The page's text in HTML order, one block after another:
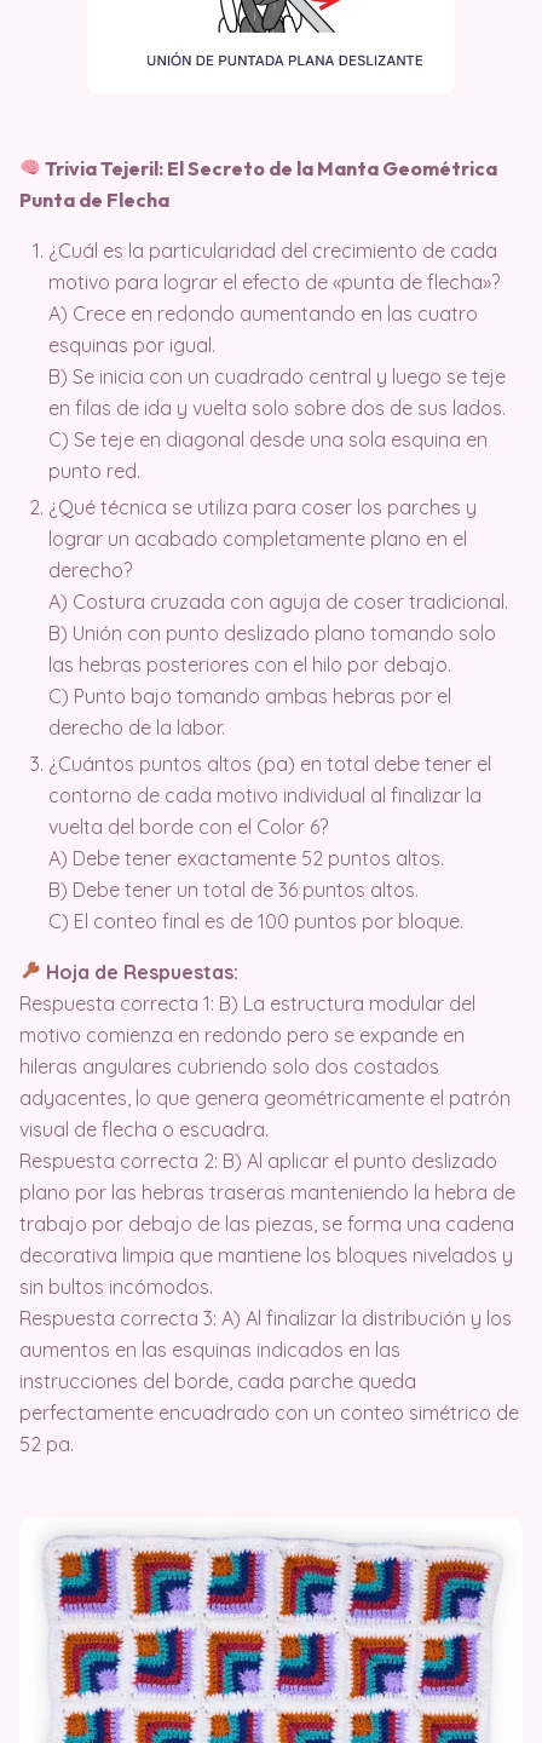
Trivia Tejeril: El Secreto de la Manta Geométrica
Punta de Flecha
¿Cuál es la particularidad del crecimiento de cada
motivo para lograr el efecto de «punta de flecha»?
A) Crece en redondo aumentando en las cuatro
esquinas por igual.
B) Se inicia con un cuadrado central y luego se teje
en filas de ida y vuelta solo sobre dos de sus lados.
C) Se teje en diagonal desde una sola esquina en
punto red.
¿Qué técnica se utiliza para coser los parches y
lograr un acabado completamente plano en el
derecho?
A) Costura cruzada con aguja de coser tradicional.
B) Unión con punto deslizado plano tomando solo
las hebras posteriores con el hilo por debajo.
C) Punto bajo tomando ambas hebras por el
derecho de la labor.
¿Cuántos puntos altos (pa) en total debe tener el
contorno de cada motivo individual al finalizar la
vuelta del borde con el Color 6?
A) Debe tener exactamente 52 puntos altos.
B) Debe tener un total de 36 puntos altos.
C) El conteo final es de 100 puntos por bloque.
Hoja de Respuestas:
Respuesta correcta 1: B) La estructura modular del
motivo comienza en redondo pero se expande en
hileras angulares cubriendo solo dos costados
adyacentes, lo que genera geométricamente el patrón
visual de flecha o escuadra.
Respuesta correcta 2: B) Al aplicar el punto deslizado
plano por las hebras traseras manteniendo la hebra de
trabajo por debajo de las piezas, se forma una cadena
decorativa limpia que mantiene los bloques nivelados y
sin bultos incómodos.
Respuesta correcta 3: A) Al finalizar la distribución y los
aumentos en las esquinas indicados en las
instrucciones del borde, cada parche queda
perfectamente encuadrado con un conteo simétrico de
52 pa.